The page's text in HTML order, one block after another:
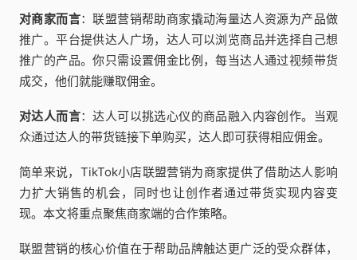
对商家而言：联盟营销帮助商家撬动海量达人资源为产品做
推广。平台提供达人广场，达人可以浏览商品并选择自己想
推广的产品。你只需设置佣金比例，每当达人通过视频带货
成交，他们就能赚取佣金。
对达人而言：达人可以挑选心仪的商品融入内容创作。当观
众通过达人的带货链接下单购买，达人即可获得相应佣金。
简单来说，TikTok小店联盟营销为商家提供了借助达人影响
力扩大销售的机会，同时也让创作者通过带货实现内容变
现。本文将重点聚焦商家端的合作策略。
联盟营销的核心价值在于帮助品牌触达更广泛的受众群体，